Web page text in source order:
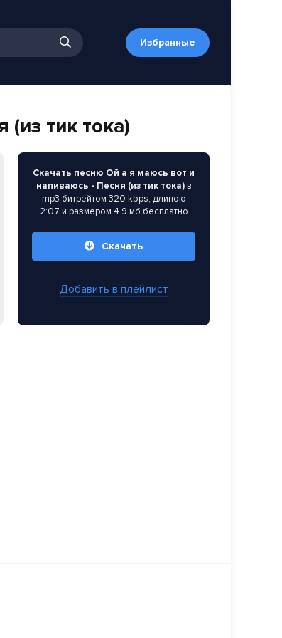
Избранные
тик тока)
Скачать песню Ой а я маюсь вот и
напиваюсь - Песня (из тик тока)в
mp3 битрейтом 320 kbps, длиною
2:07 и размером 4.9 мб бесплатно
Скачать
Добавить в плейлист